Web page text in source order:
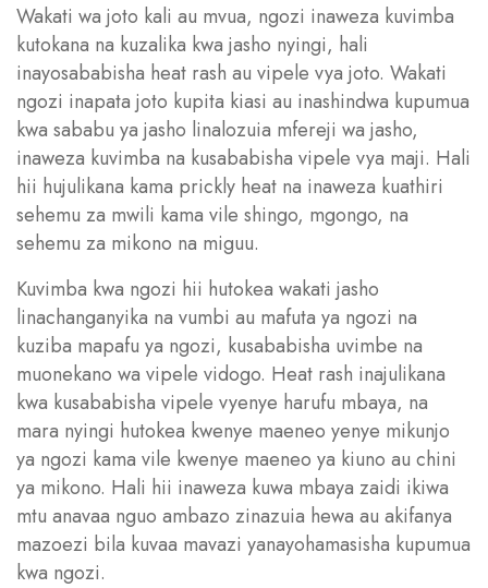
Wakati wa joto kali au mvua, ngozi inaweza kuvimba
kutokana na kuzalika kwa jasho nyingi, hali
inayosababisha heat rash au vipele vya joto. Wakati
ngozi inapata joto kupita kiasi au inashindwa kupumua
kwa sababu ya jasho linalozuia mfereji wa jasho,
inaweza kuvimba na kusababisha vipele vya maji. Hali
hii hujulikana kama prickly heat na inaweza kuathiri
sehemu za mwili kama vile shingo, mgongo, na
sehemu za mikono na miguu.
Kuvimba kwa ngozi hii hutokea wakati jasho
linachanganyika na vumbi au mafuta ya ngozi na
kuziba mapafu ya ngozi, kusababisha uvimbe na
muonekano wa vipele vidogo. Heat rash inajulikana
kwa kusababisha vipele vyenye harufu mbaya, na
mara nyingi hutokea kwenye maeneo yenye mikunjo
ya ngozi kama vile kwenye maeneo ya kiuno au chini
ya mikono. Hali hii inaweza kuwa mbaya zaidi ikiwa
mtu anavaa nguo ambazo zinazuia hewa au akifanya
mazoezi bila kuvaa mavazi yanayohamasisha kupumua
kwa ngozi.